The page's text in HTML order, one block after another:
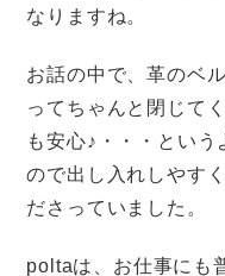
なりますね。
お話の中で、革のベ
ってちゃんと閉じて
も安心♪・・・とい
ので出し入れしやす
ださっていました。
poltaは、お仕事にも